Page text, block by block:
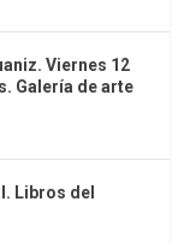
Viernes 12
Galería de arte
Libros del